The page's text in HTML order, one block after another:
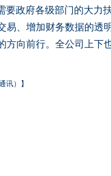
政府各级部门的大力
易、增加财务数据的透
方向前行。全公司上下
讯）】